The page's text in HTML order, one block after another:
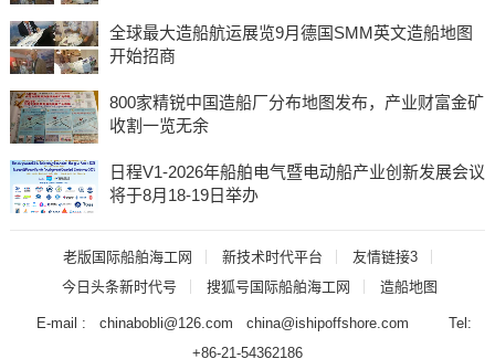
全球最大造船航运展览9月德国SMM英文造船地图
开始招商
800家精锐中国造船厂分布地图发布，产业财富金矿
收割一览无余
日程V1-2026年船舶电气暨电动船产业创新发展会议
将于8月18-19日举办
老版国际船舶海工网 新技术时代平台
友情链接3
今日头条新时代号
搜狐号国际船舶海工网 造船地图
E-mail : chinabobli@126.com china@ishipoffshore.com Tel:
+86-21-54362186